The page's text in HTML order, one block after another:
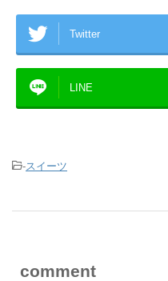
Twitter
LINE
-スイーツ
comment